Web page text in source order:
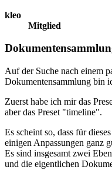
kleo
Mitglied
Auf der Suche nach einem
Dokumentensammlung bin
Zuerst habe ich mir das
aber das Preset "timeline".
Es scheint so, dass für
einigen Anpassungen ganz
Es sind insgesamt zwei
und die eigentlichen